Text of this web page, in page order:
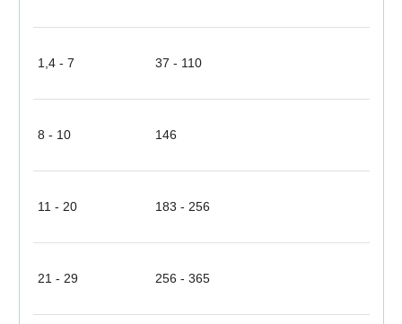
1,4 - 7 37 - 110
8 - 10 146
11 - 20 183 - 256
21 - 29 256 - 365